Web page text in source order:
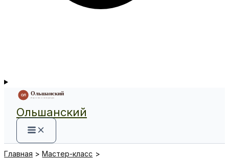
Ольшанский
Главная
Мастер-класс